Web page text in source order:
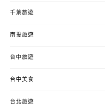
千葉旅遊
南投旅遊
台中旅遊
台中美食
台北旅遊